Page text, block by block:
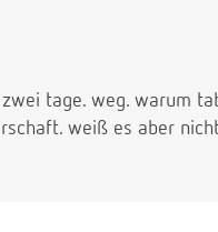
zwei tage. weg. warum
weiß es aber